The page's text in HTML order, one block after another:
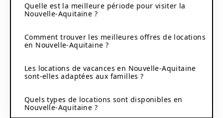
Quelle est la meilleure période pour visiter la
Nouvelle-Aquitaine ?
Comment trouver les meilleures offres de locations
en Nouvelle-Aquitaine ?
Les locations de vacances en Nouvelle-Aquitaine
sont-elles adaptées aux familles ?
Quels types de locations sont disponibles en
Nouvelle-Aquitaine ?